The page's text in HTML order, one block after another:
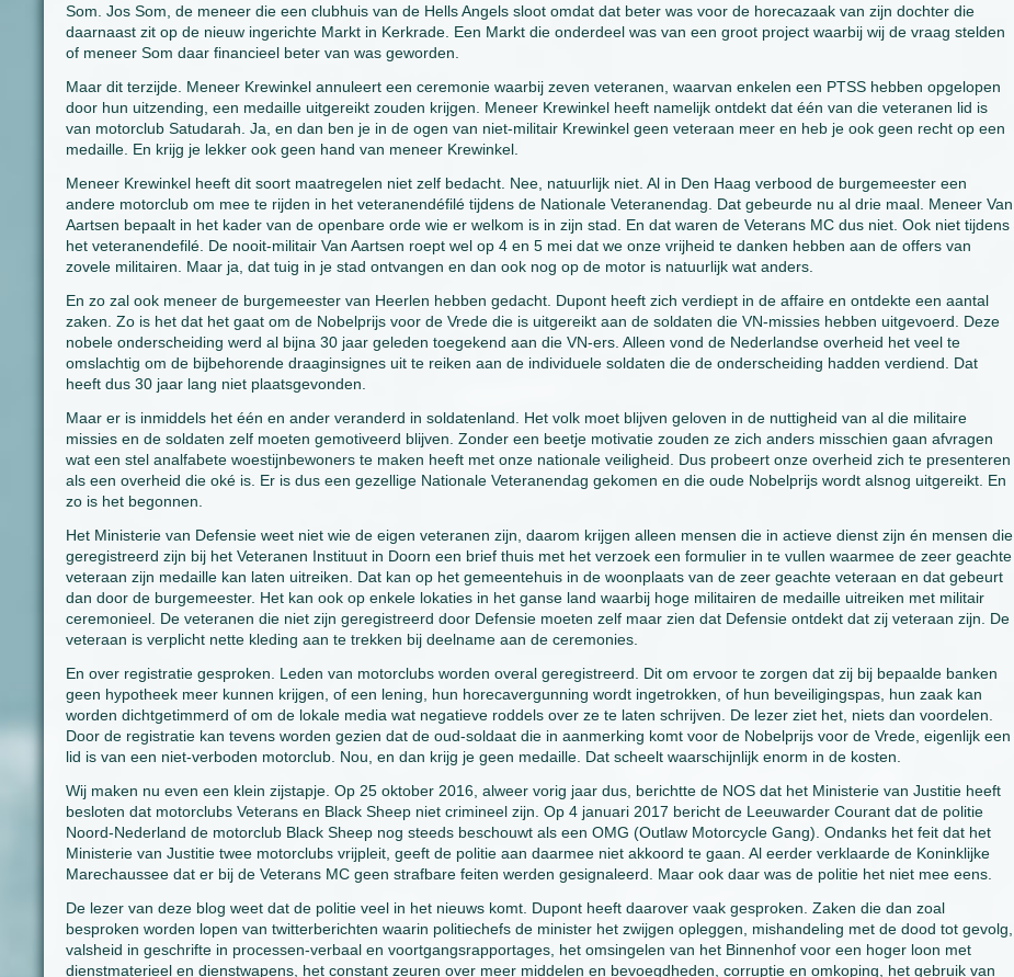
Som. Jos Som, de meneer die een clubhuis van de Hells Angels sloot omdat dat beter was voor de horecazaak van zijn dochter die
daarnaast zit op de nieuw ingerichte Markt in Kerkrade. Een Markt die onderdeel was van een groot project waarbij wij de vraag stelden
of meneer Som daar financieel beter van was geworden.
Maar dit terzijde. Meneer Krewinkel annuleert een ceremonie waarbij zeven veteranen, waarvan enkelen een PTSS hebben opgelopen
door hun uitzending, een medaille uitgereikt zouden krijgen. Meneer Krewinkel heeft namelijk ontdekt dat één van die veteranen lid is
van motorclub Satudarah. Ja, en dan ben je in de ogen van niet-militair Krewinkel geen veteraan meer en heb je ook geen recht op een
medaille. En krijg je lekker ook geen hand van meneer Krewinkel.
Meneer Krewinkel heeft dit soort maatregelen niet zelf bedacht. Nee, natuurlijk niet. Al in Den Haag verbood de burgemeester een
andere motorclub om mee te rijden in het veteranendéfilé tijdens de Nationale Veteranendag. Dat gebeurde nu al drie maal. Meneer Van
Aartsen bepaalt in het kader van de openbare orde wie er welkom is in zijn stad. En dat waren de Veterans MC dus niet. Ook niet tijdens
het veteranendefilé. De nooit-militair Van Aartsen roept wel op 4 en 5 mei dat we onze vrijheid te danken hebben aan de offers van
zovele militairen. Maar ja, dat tuig in je stad ontvangen en dan ook nog op de motor is natuurlijk wat anders.
En zo zal ook meneer de burgemeester van Heerlen hebben gedacht. Dupont heeft zich verdiept in de affaire en ontdekte een aantal
zaken. Zo is het dat het gaat om de Nobelprijs voor de Vrede die is uitgereikt aan de soldaten die VN-missies hebben uitgevoerd. Deze
nobele onderscheiding werd al bijna 30 jaar geleden toegekend aan die VN-ers. Alleen vond de Nederlandse overheid het veel te
omslachtig om de bijbehorende draaginsignes uit te reiken aan de individuele soldaten die de onderscheiding hadden verdiend. Dat
heeft dus 30 jaar lang niet plaatsgevonden.
Maar er is inmiddels het één en ander veranderd in soldatenland. Het volk moet blijven geloven in de nuttigheid van al die militaire
missies en de soldaten zelf moeten gemotiveerd blijven. Zonder een beetje motivatie zouden ze zich anders misschien gaan afvragen
wat een stel analfabete woestijnbewoners te maken heeft met onze nationale veiligheid. Dus probeert onze overheid zich te presenteren
als een overheid die oké is. Er is dus een gezellige Nationale Veteranendag gekomen en die oude Nobelprijs wordt alsnog uitgereikt. En
zo is het begonnen.
Het Ministerie van Defensie weet niet wie de eigen veteranen zijn, daarom krijgen alleen mensen die in actieve dienst zijn én mensen die
geregistreerd zijn bij het Veteranen Instituut in Doorn een brief thuis met het verzoek een formulier in te vullen waarmee de zeer geachte
veteraan zijn medaille kan laten uitreiken. Dat kan op het gemeentehuis in de woonplaats van de zeer geachte veteraan en dat gebeurt
dan door de burgemeester. Het kan ook op enkele lokaties in het ganse land waarbij hoge militairen de medaille uitreiken met militair
ceremonieel. De veteranen die niet zijn geregistreerd door Defensie moeten zelf maar zien dat Defensie ontdekt dat zij veteraan zijn. De
veteraan is verplicht nette kleding aan te trekken bij deelname aan de ceremonies.
En over registratie gesproken. Leden van motorclubs worden overal geregistreerd. Dit om ervoor te zorgen dat zij bij bepaalde banken
geen hypotheek meer kunnen krijgen, of een lening, hun horecavergunning wordt ingetrokken, of hun beveiligingspas, hun zaak kan
worden dichtgetimmerd of om de lokale media wat negatieve roddels over ze te laten schrijven. De lezer ziet het, niets dan voordelen.
Door de registratie kan tevens worden gezien dat de oud-soldaat die in aanmerking komt voor de Nobelprijs voor de Vrede, eigenlijk een
lid is van een niet-verboden motorclub. Nou, en dan krijg je geen medaille. Dat scheelt waarschijnlijk enorm in de kosten.
Wij maken nu even een klein zijstapje. Op 25 oktober 2016, alweer vorig jaar dus, berichtte de NOS dat het Ministerie van Justitie heeft
besloten dat motorclubs Veterans en Black Sheep niet crimineel zijn. Op 4 januari 2017 bericht de Leeuwarder Courant dat de politie
Noord-Nederland de motorclub Black Sheep nog steeds beschouwt als een OMG (Outlaw Motorcycle Gang). Ondanks het feit dat het
Ministerie van Justitie twee motorclubs vrijpleit, geeft de politie aan daarmee niet akkoord te gaan. Al eerder verklaarde de Koninklijke
Marechaussee dat er bij de Veterans MC geen strafbare feiten werden gesignaleerd. Maar ook daar was de politie het niet mee eens.
De lezer van deze blog weet dat de politie veel in het nieuws komt. Dupont heeft daarover vaak gesproken. Zaken die dan zoal
besproken worden lopen van twitterberichten waarin politiechefs de minister het zwijgen opleggen, mishandeling met de dood tot gevolg,
valsheid in geschrifte in processen-verbaal en voortgangsrapportages, het omsingelen van het Binnenhof voor een hoger loon met
dienstmaterieel en dienstwapens, het constant zeuren over meer middelen en bevoegdheden, corruptie en omkoping, het gebruik van